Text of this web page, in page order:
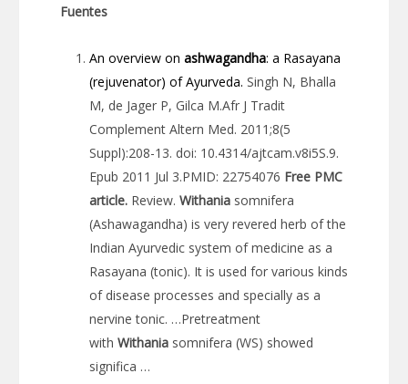
Fuentes
An overview on ashwagandha: a Rasayana
(rejuvenator) of Ayurveda. Singh N, Bhalla
M, de Jager P, Gilca M.Afr J Tradit
Complement Altern Med. 2011;8(5
Suppl):208-13. doi: 10.4314/ajtcam.v8i5S.9.
Epub 2011 Jul 3.PMID: 22754076 Free PMC
article. Review. Withania somnifera
(Ashawagandha) is very revered herb of the
Indian Ayurvedic system of medicine as a
Rasayana (tonic). It is used for various kinds
of disease processes and specially as a
nervine tonic. …Pretreatment
with Withania somnifera (WS) showed
significa …